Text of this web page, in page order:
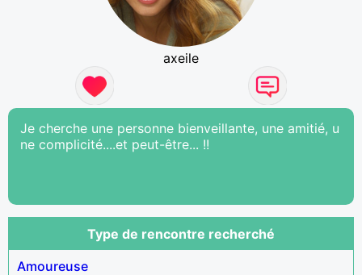
axeile
Je cherche une personne bienveillante, une amitié, u
ne complicité....et peut-être... !!
Type de rencontre recherché
Amoureuse